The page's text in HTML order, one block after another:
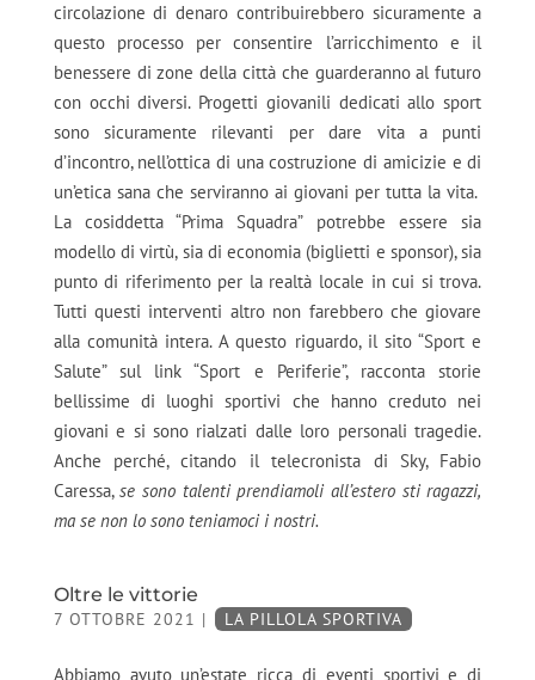
circolazione di denaro contribuirebbero sicuramente a
questo processo per consentire l’arricchimento e il
benessere di zone della città che guarderanno al futuro
con occhi diversi. Progetti giovanili dedicati allo sport
sono sicuramente rilevanti per dare vita a punti
d’incontro, nell’ottica di una costruzione di amicizie e di
un’etica sana che serviranno ai giovani per tutta la vita.
La cosiddetta “Prima Squadra” potrebbe essere sia
modello di virtù, sia di economia (biglietti e sponsor), sia
punto di riferimento per la realtà locale in cui si trova.
Tutti questi interventi altro non farebbero che giovare
alla comunità intera. A questo riguardo, il sito “Sport e
Salute” sul link “Sport e Periferie”, racconta storie
bellissime di luoghi sportivi che hanno creduto nei
giovani e si sono rialzati dalle loro personali tragedie.
Anche perché, citando il telecronista di Sky, Fabio
Caressa,se sono talenti prendiamoli all’estero sti ragazzi,
ma se non lo sono teniamoci i nostri.
Oltre le vittorie
7 OTTOBRE 2021 | LA PILLOLA SPORTIVA
Abbiamo avuto un’estate ricca di eventi sportivi e di